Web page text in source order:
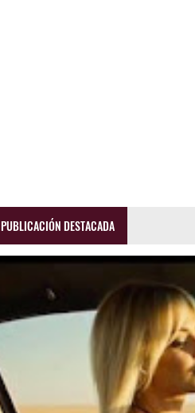
PUBLICACIÓN DESTACADA